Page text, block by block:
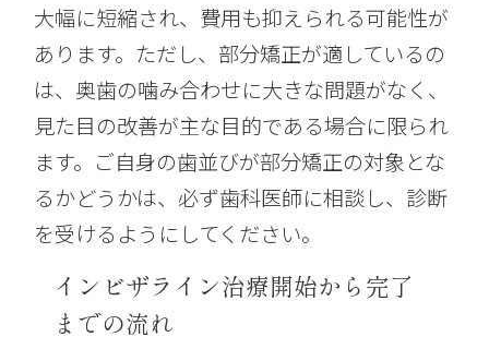
大幅に短縮され、費用も抑えられる可能性が
あります。ただし、部分矯正が適しているの
は、奥歯の噛み合わせに大きな問題がなく、
見た目の改善が主な目的である場合に限られ
ます。ご自身の歯並びが部分矯正の対象とな
るかどうかは、必ず歯科医師に相談し、診断
を受けるようにしてください。
インビザライン治療開始から完了
までの流れ